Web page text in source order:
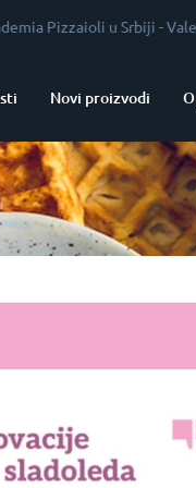
u Srbiji-Valentina
Novi proizvodi